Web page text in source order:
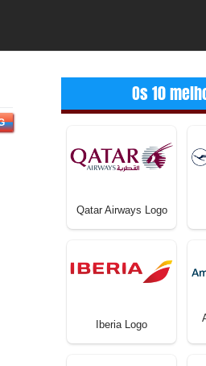
Os 10
Qatar Airways Logo
Iberia Logo